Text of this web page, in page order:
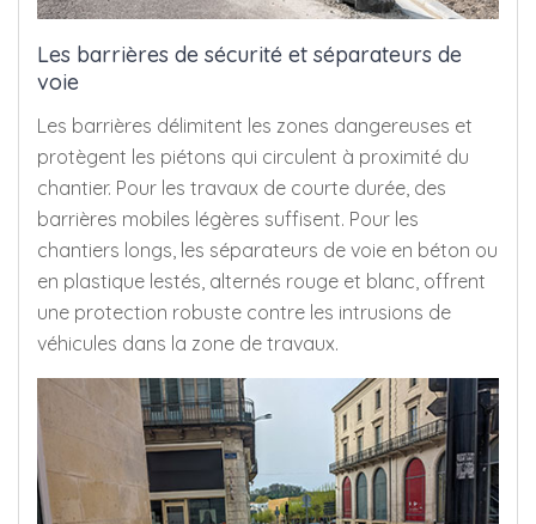
Les barrières de sécurité et séparateurs de
voie
Les barrières délimitent les zones dangereuses et
protègent les piétons qui circulent à proximité du
chantier. Pour les travaux de courte durée, des
barrières mobiles légères suffisent. Pour les
chantiers longs, les séparateurs de voie en béton ou
en plastique lestés, alternés rouge et blanc, offrent
une protection robuste contre les intrusions de
véhicules dans la zone de travaux.